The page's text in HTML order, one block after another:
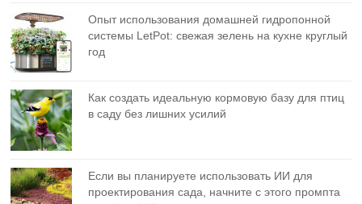
Опыт использования домашней гидропонной
системы LetPot: свежая зелень на кухне круглый
год
Как создать идеальную кормовую базу для птиц
в саду без лишних усилий
Если вы планируете использовать ИИ для
проектирования сада, начните с этого промпта